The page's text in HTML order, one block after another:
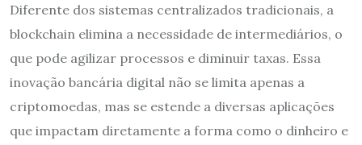
Diferente dos sistemas centralizados tradicionais, a
blockchain elimina a necessidade de intermediários, o
que pode agilizar processos e diminuir taxas. Essa
inovação bancária digital não se limita apenas a
criptomoedas, mas se estende a diversas aplicações
que impactam diretamente a forma como o dinheiro e